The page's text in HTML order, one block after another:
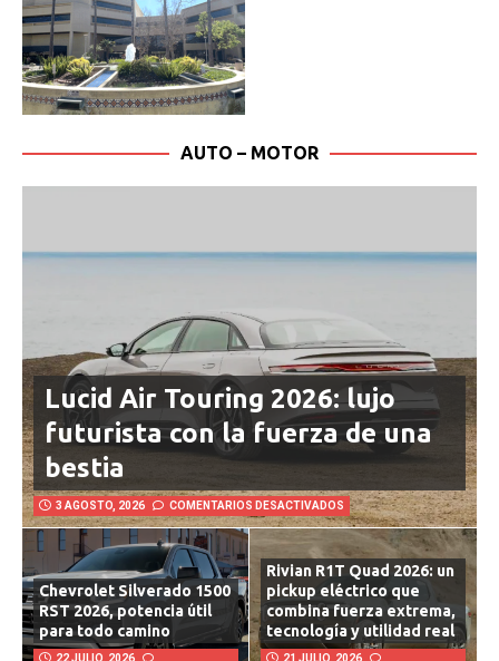
Lucid Air Touring 2026: lujo
futurista con la fuerza de una
bestia
3 AGOSTO, 2026 COMENTARIOS DESACTIVADOS
Chevrolet Silverado 1500
RST 2026, potencia útil
para todo camino
Rivian R1T Quad 2026: un
pickup eléctrico que
combina fuerza extrema,
tecnología y utilidad real